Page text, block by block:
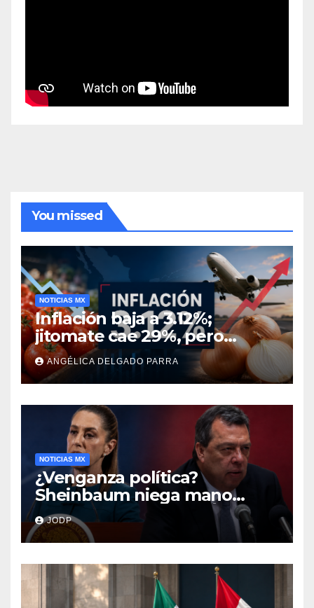
You missed
NOTICIAS MX
Inflación baja a 3.12%;
jitomate cae 29%, pero
cebolla y vuelos se
encarecen
ANGÉLICA DELGADO PARRA
NOTICIAS MX
¿Venganza política?
Sheinbaum niega mano
negra en captura de Ángel
Aguirre
JODP